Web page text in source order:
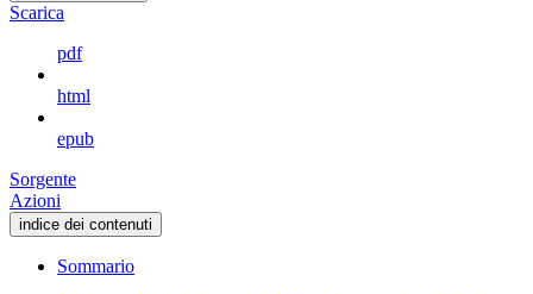
Scarica
pdf
html
epub
Sorgente
Azioni
indice dei contenuti
Sommario